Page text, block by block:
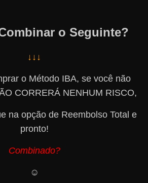
o Seguinte?
↓↓↓
o Método IBA, se você não
CORRERÁ NENHUM RISCO,
na opção de Reembolso Total e
pronto!
Combinado?
☺️